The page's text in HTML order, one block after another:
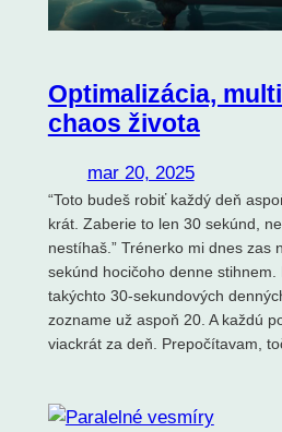
Optimalizácia,
chaos života
mar 20, 2025
“Toto budeš robiť každý deň
krát. Zaberie to len 30 sekúnd,
nestíhaš.” Trénerko mi dnes zas
sekúnd hocičoho denne stihnem.
takýchto 30-sekundových
zozname už aspoň 20. A každú
viackrát za deň. Prepočítavam,